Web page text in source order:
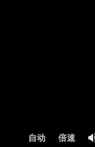
自动 倍速